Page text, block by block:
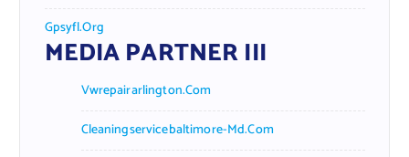
Gpsyfl.org
MEDIA PARTNER III
Vwrepairarlington.com
Cleaningservicebaltimore-Md.com